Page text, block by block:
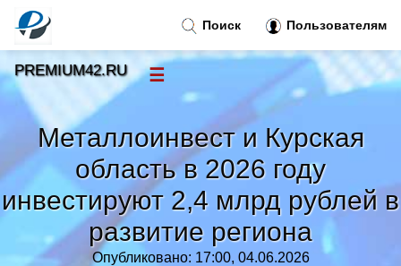
Металлоинвест и Курская
область в 2026 году
инвестируют 2,4 млрд рублей в
развитие региона
Опубликовано: 17:00, 04.06.2026
Поиск Пользователям
PREMIUM42.RU ☰
Тренды новостей»
Рубрики»
Правила »